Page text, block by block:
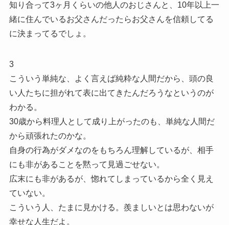
知り合って3ヶ月くらいの他人のおじさんと、10年以上一
緒に住んでいるお父さんだったらお父さんを信頼してる
に決まってるでしょ。
3
こういう単純な、よく言えば純粋な人間だから、頭の良
い人たちに担がれて表に出てきたんだろうなというのが
わかる。
30歳から料理人として成り上がったのも、単純な人間だ
から頑張れたのかな。
自身の行為がダメなのをもちろん理解しているが、相手
にも非があることを黙って見過ごせない。
広末にも非があるが、惚れてしまっているから全く見え
ていない。
こういう人、たまに見かける。羨ましいとは思わないが
幸せな人生だよ。